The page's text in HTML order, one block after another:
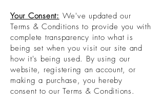
Your Consent: We've updated our
Terms & Conditions to provide you with
complete transparency into what is
being set when you visit our site and
how it's being used. By using our
website, registering an account, or
making a purchase, you hereby
consent to our Terms & Conditions.